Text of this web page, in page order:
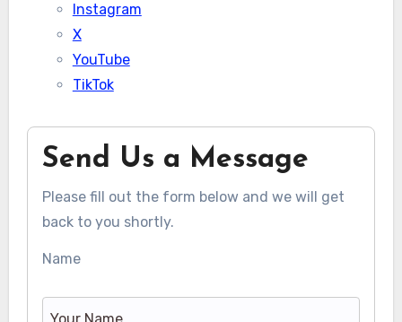
Instagram
X
YouTube
TikTok
Send Us a Message
Please fill out the form below and we will get
back to you shortly.
Name